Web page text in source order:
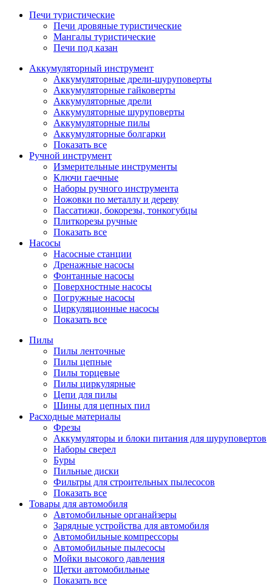
Печи туристические
Печи дровяные туристические
Мангалы туристические
Печи под казан
Аккумуляторный инструмент
Аккумуляторные дрели-шуруповерты
Аккумуляторные гайковерты
Аккумуляторные дрели
Аккумуляторные шуруповерты
Аккумуляторные пилы
Аккумуляторные болгарки
Показать все
Ручной инструмент
Измерительные инструменты
Ключи гаечные
Наборы ручного инструмента
Ножовки по металлу и дереву
Пассатижи, бокорезы, тонкогубцы
Плиткорезы ручные
Показать все
Насосы
Насосные станции
Дренажные насосы
Фонтанные насосы
Поверхностные насосы
Погружные насосы
Циркуляционные насосы
Показать все
Пилы
Пилы ленточные
Пилы цепные
Пилы торцевые
Пилы циркулярные
Цепи для пилы
Шины для цепных пил
Расходные материалы
Фрезы
Аккумуляторы и блоки питания для шуруповертов
Наборы сверел
Буры
Пильные диски
Фильтры для строительных пылесосов
Показать все
Товары для автомобиля
Автомобильные органайзеры
Зарядные устройства для автомобиля
Автомобильные компрессоры
Автомобильные пылесосы
Мойки высокого давления
Щетки автомобильные
Показать все